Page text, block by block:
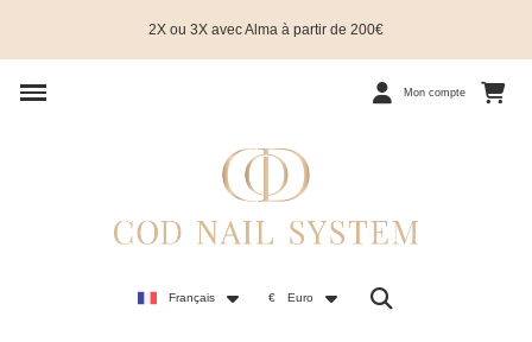
2X ou 3X avec Alma à partir de 200€
Mon compte
Français € Euro